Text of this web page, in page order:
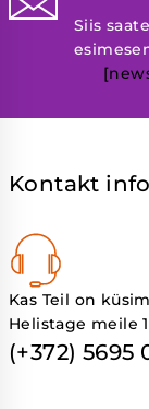
Siis
Kontakt info
Kas Teil on
Helistage meile
(+372) 5695